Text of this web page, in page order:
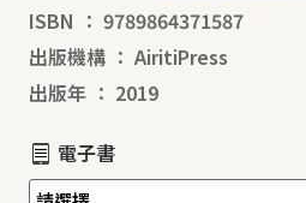
ISBN ： 9789864371587
出版機構 ： AiritiPress
出版年 ： 2019
電子書